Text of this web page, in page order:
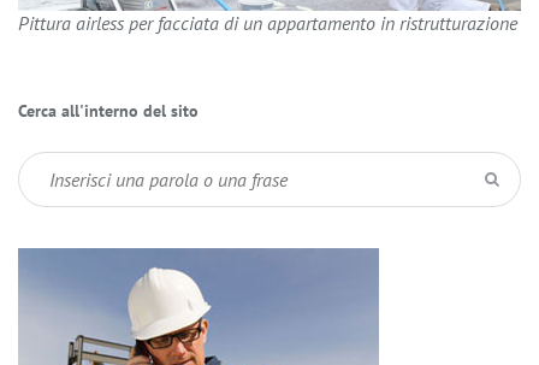
Pittura airless per facciata di un appartamento in ristrutturazione
Cerca all'interno del sito